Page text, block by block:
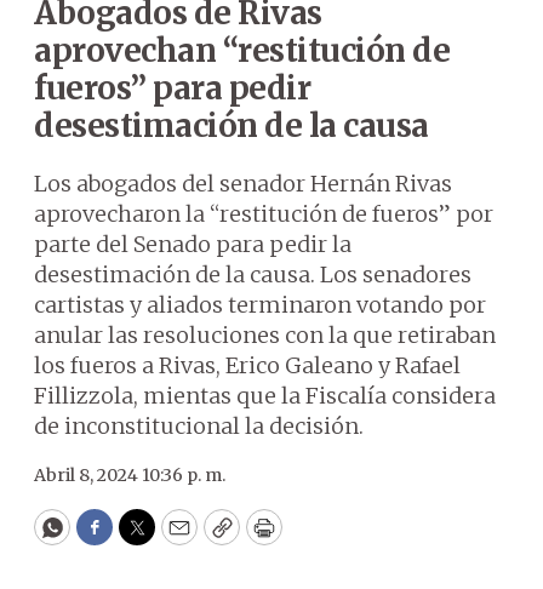
Abogados de Rivas
aprovechan “restitución de
fueros” para pedir
desestimación de la causa
Los abogados del senador Hernán Rivas
aprovecharon la “restitución de fueros” por
parte del Senado para pedir la
desestimación de la causa. Los senadores
cartistas y aliados terminaron votando por
anular las resoluciones con la que retiraban
los fueros a Rivas, Erico Galeano y Rafael
Fillizzola, mientas que la Fiscalía considera
de inconstitucional la decisión.
Abril 8, 2024 10:36 p. m.
WhatsApp
Facebook
Twitter
EmailCopyPrint